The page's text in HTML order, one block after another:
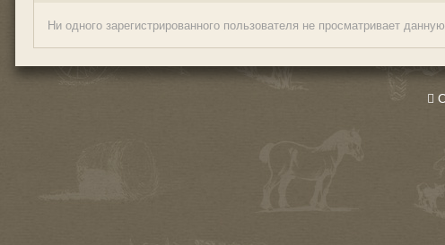
Ни одного зарегистрированного пользователя не просматривает